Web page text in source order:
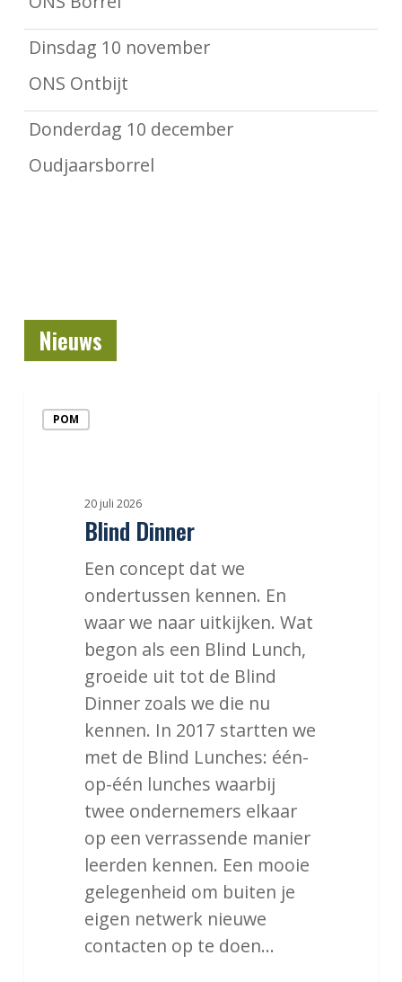
Dinsdag 10 november
ONS Ontbijt
Donderdag 10 december
Oudjaarsborrel
Nieuws
Blind
Dinner
POM
20 juli 2026
Blind Dinner
Een concept dat we
ondertussen kennen. En
waar we naar uitkijken. Wat
begon als een Blind Lunch,
groeide uit tot de Blind
Dinner zoals we die nu
kennen. In 2017 startten we
met de Blind Lunches: één-
op-één lunches waarbij
twee ondernemers elkaar
op een verrassende manier
leerden kennen. Een mooie
gelegenheid om buiten je
eigen netwerk nieuwe
contacten op te doen…